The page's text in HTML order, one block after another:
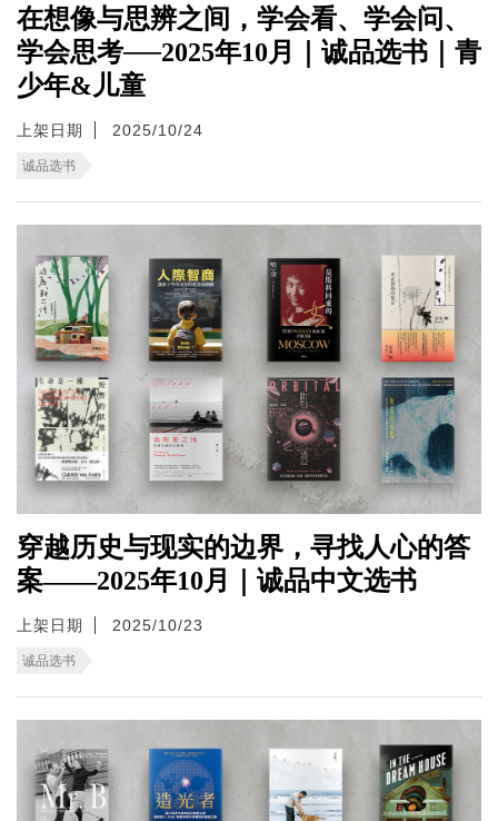
在想像与思辨之间，学会看、学会问、
学会思考──2025年10月｜诚品选书｜青
少年&儿童
上架日期 2025/10/24
诚品选书
穿越历史与现实的边界，寻找人心的答
案——2025年10月｜诚品中文选书
上架日期 2025/10/23
诚品选书